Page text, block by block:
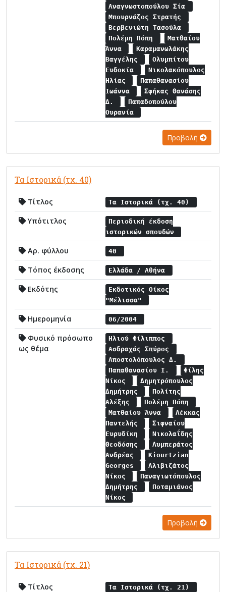
Αναγνωστοπούλου Σία
Μπουρνάζος Στρατής
Βερβενιώτη Τασούλα
Πολέμη Πόπη
Ματθαίου
Άννα
Καραμανωλάκης
Βαγγέλης
Ολυμπίτου
Ευδοκία
Νικολακόπουλος
Ηλίας
Παπαθανασίου
Ιωάννα
Σφήκας Θανάσης
Δ.
Παπαδοπούλου
Ουρανία
Προβολή
Τα Ιστορικά (τχ. 40)
Τίτλος Τα Ιστορικά (τχ. 40)
Υπότιτλος
Περιοδική έκδοση
ιστορικών σπουδών
Αρ. φύλλου 40
Τόπος έκδοσης Ελλάδα / Αθήνα
Εκδότης
Εκδοτικός Οίκος
"Μέλισσα"
Ημερομηνία 06/2004
Φυσικό πρόσωπο
ως θέμα
Ηλιού Φίλιππος
Ασδραχάς Σπύρος
Αποστολόπουλος Δ.
Παπαθανασίου Ι.
Φίλης
Νίκος
Δημητρόπουλος
Δημήτρης
Πολίτης
Αλέξης
Πολέμη Πόπη
Ματθαίου Άννα
Λέκκας
Παντελής
Σιφναίου
Ευρυδίκη
Νικολαΐδης
Θεοδόσης
Λυμπεράτος
Ανδρέας
Kiourtzian
Georges
Αλιβιζάτος
Νίκος
Παναγιωτόπουλος
Δημήτρης
Ποταμιάνος
Νίκος
Προβολή
Τα Ιστορικά (τχ. 21)
Τίτλος Τα Ιστορικά (τχ. 21)